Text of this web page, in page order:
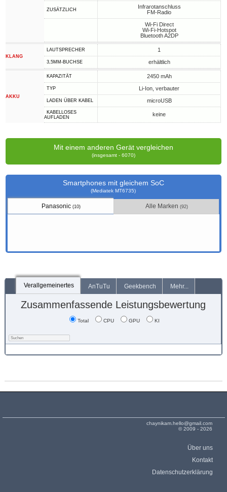
ZUSÄTZLICH
Infrarotanschluss
FM-Radio
Wi-Fi Direct
Wi-Fi-Hotspot
Bluetooth A2DP
KLANG
LAUTSPRECHER 1
3,5MM-BUCHSE erhältlich
AKKU
KAPAZITÄT 2450 mAh
TYP Li-Ion, verbauter
LADEN ÜBER KABEL microUSB
KABELLOSES
AUFLADEN
keine
Mit einem anderen Gerät vergleichen
(insgesamt - 6070)
Smartphones mit gleichem SoC
(Mediatek MT6735)
Panasonic (10) Alle Marken (92)
Verallgemeinertes AnTuTu Geekbench Mehr...
Zusammenfassende Leistungsbewertung
Total CPU GPU KI
chaynikam.hello@gmail.com
© 2009 - 2026
Über uns
Kontakt
Datenschutzerklärung